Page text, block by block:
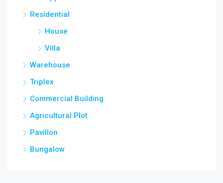
Residential
House
Villa
Warehouse
Triplex
Commercial Building
Agricultural Plot
Pavillon
Bungalow